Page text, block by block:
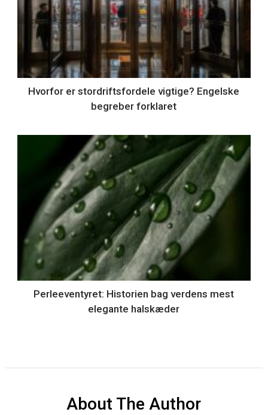
Hvorfor er stordriftsfordele vigtige? Engelske
begreber forklaret
Perleeventyret: Historien bag verdens mest
elegante halskæder
About The Author